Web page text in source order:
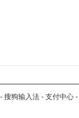
- 搜狗输入法 - 支付中心 -